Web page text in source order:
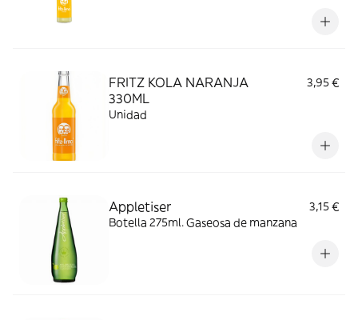
FRITZ KOLA NARANJA
330ML
3,95 €
Unidad
Appletiser
3,15 €
Botella 275ml. Gaseosa de manzana